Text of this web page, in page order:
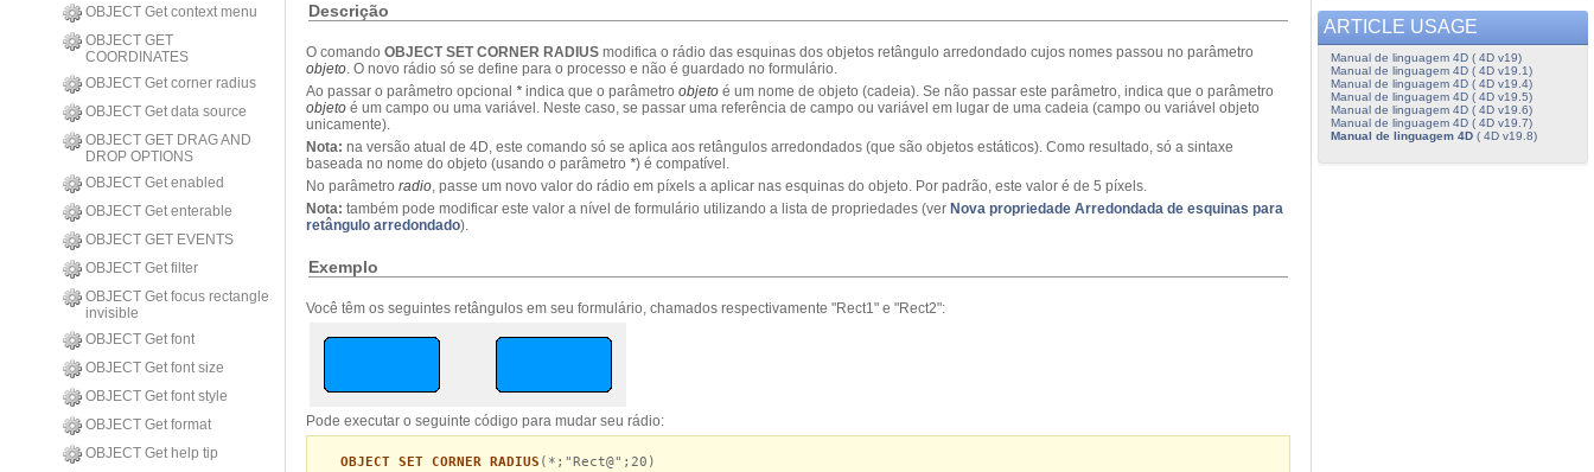
OBJECT Get context menu
OBJECT GET
COORDINATES
OBJECT Get corner radius
OBJECT Get data source
OBJECT GET DRAG AND
DROP OPTIONS
OBJECT Get enabled
OBJECT Get enterable
OBJECT GET EVENTS
OBJECT Get filter
OBJECT Get focus rectangle
invisible
OBJECT Get font
OBJECT Get font size
OBJECT Get font style
OBJECT Get format
OBJECT Get help tip
Descrição
O comando OBJECT SET CORNER RADIUS modifica o rádio das esquinas dos objetos retângulo arredondado cujos nomes passou no parâmetro
objeto. O novo rádio só se define para o processo e não é guardado no formulário.
Ao passar o parâmetro opcional * indica que o parâmetro objeto é um nome de objeto (cadeia). Se não passar este parâmetro, indica que o parâmetro
objeto é um campo ou uma variável. Neste caso, se passar uma referência de campo ou variável em lugar de uma cadeia (campo ou variável objeto
unicamente).
Nota: na versão atual de 4D, este comando só se aplica aos retângulos arredondados (que são objetos estáticos). Como resultado, só a sintaxe
baseada no nome do objeto (usando o parâmetro *) é compatível.
No parâmetro radio, passe um novo valor do rádio em píxels a aplicar nas esquinas do objeto. Por padrão, este valor é de 5 píxels.
Nota: também pode modificar este valor a nível de formulário utilizando a lista de propriedades (ver Nova propriedade Arredondada de esquinas para
retângulo arredondado).
Exemplo
Você têm os seguintes retângulos em seu formulário, chamados respectivamente "Rect1" e "Rect2":
Pode executar o seguinte código para mudar seu rádio:
OBJECT SET CORNER RADIUS (*;"Rect@";20)
ARTICLE USAGE
Manual de linguagem 4D ( 4D v19)
Manual de linguagem 4D ( 4D v19.1)
Manual de linguagem 4D ( 4D v19.4)
Manual de linguagem 4D ( 4D v19.5)
Manual de linguagem 4D ( 4D v19.6)
Manual de linguagem 4D ( 4D v19.7)
Manual de linguagem 4D( 4D v19.8)